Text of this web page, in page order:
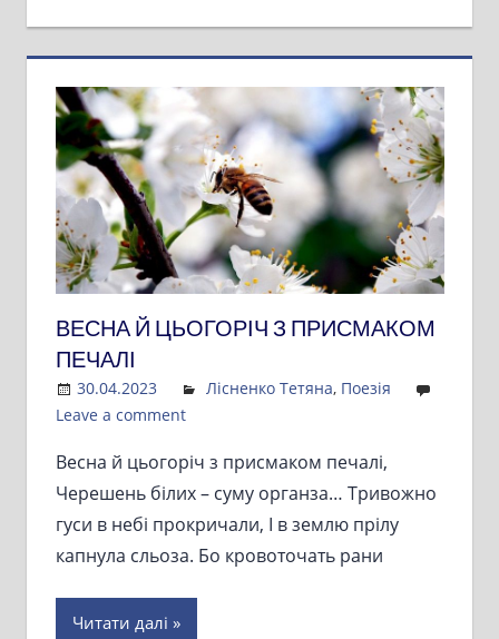
ВЕСНА Й ЦЬОГОРІЧ З ПРИСМАКОМ
ПЕЧАЛІ
30.04.2023 Admin
Лісненко Тетяна, Поезія
Leave a comment
Весна й цьогоріч з присмаком печалі,
Черешень білих – суму органза… Тривожно
гуси в небі прокричали, І в землю прілу
капнула сльоза. Бо кровоточать рани
Читати далі